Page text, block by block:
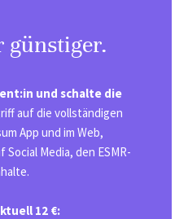
günstiger.
und schalte die
auf die vollständigen
App und im Web,
Media, den ESMR-
12 €: